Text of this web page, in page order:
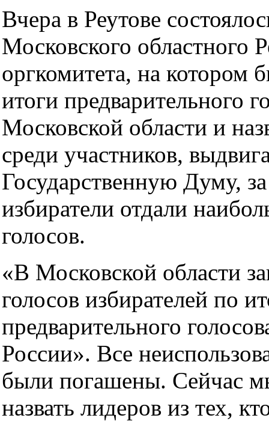
Вчера в Реутове
Московского областного
оргкомитета, на котором
итоги предварительного
Московской области и
среди участников,
Государственную Думу,
избиратели отдали
голосов.
«В Московской области
голосов избирателей по
предварительного
России». Все
были погашены. Сейчас
назвать лидеров из тех,